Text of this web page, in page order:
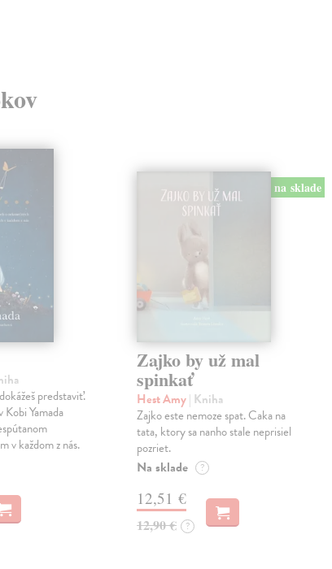
predstaviť.
Yamada
v každom z nás.
na sklade
Zajko by už mal
spinkať
Hest Amy| Kniha
Zajko este nemoze spat. Caka na
tata, ktory sa nanho stale neprisiel
pozriet.
Na sklade ?
12,51 €
12,90 € ?